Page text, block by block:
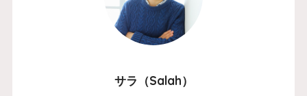
サラ（Salah）